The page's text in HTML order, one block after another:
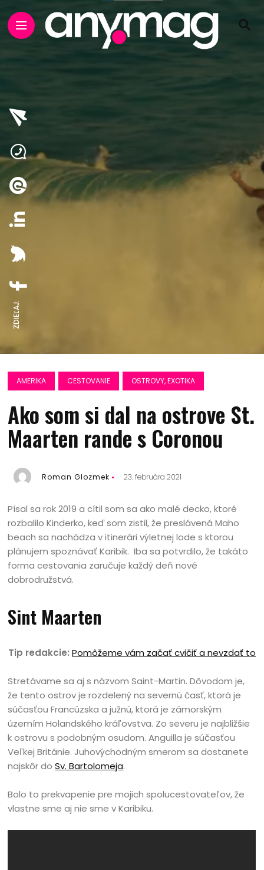
ZDIEĽAJ:
AMERIKA CESTOVANIE OSTROVY, EXOTIKA
Ako som si dal na ostrove St.
Maarten rande s Coronou
Roman Glozmek 23. februára 2021
Písal sa rok 2019 a cítil som sa ako malé decko, ktoré
rozbalilo Kinderko, keď som zistil, že preslávená Maho
beach sa nachádza v itinerári výletnej lode s ktorou
plánujem spoznávať Karibik. Iba sa potvrdilo, že takáto
forma cestovania zaručuje každý deň nové
dobrodružstvá.
Sint Maarten
Tip redakcie: Pomôžeme vám začať cvičiť a nevzdať to
Stretávame sa aj s názvom Saint-Martin. Dôvodom je,
že tento ostrov je rozdelený na severnú časť, ktorá je
súčasťou Francúzska a južnú, ktorá je zámorským
územím Holandského kráľovstva. Zo severu je najbližšie
k ostrovu s podobným osudom. Anguilla je súčasťou
Veľkej Británie. Juhovýchodným smerom sa dostanete
najskôr doSv. Bartolomeja.
Bolo to prekvapenie pre mojich spolucestovateľov, že
vlastne sme aj nie sme v Karibiku.